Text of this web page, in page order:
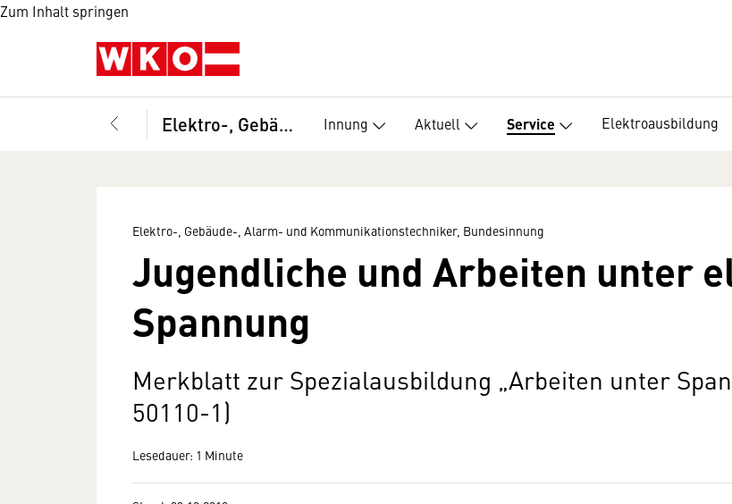
Zum Inhalt springen
Elektro-, Gebäude-, Alarm- und Kommunikationstechniker, Bundesinnung Innung Aktuell Service Elektroausbildung
Elektro-, Gebäude-, Alarm- und Kommunikationstechniker, Bundesinnung
Jugendliche und Arbeiten unter
Spannung
Merkblatt zur Spezialausbildung „Arbeiten unter
50110-1)
Lesedauer: 1 Minute